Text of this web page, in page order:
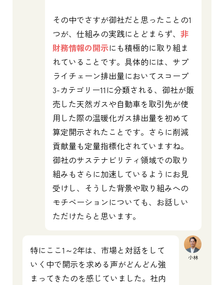
その中でさすが御社だと思ったことの1
つが、仕組みの実践にとどまらず、 非
財務情報の開示にも積極的に取り組ま
れていることです。具体的には、サプ
ライチェーン排出量においてスコープ
3-カテゴリー11に分類される、御社が販
売した天然ガスや自動車を取引先が使
用した際の温暖化ガス排出量を初めて
算定開示されたことです。さらに削減
貢献量も定量指標化されていますね。
御社のサステナビリティ領域での取り
組みもさらに加速しているようにお見
受けし、そうした背景や取り組みへの
モチベーションについても、お話しい
ただけたらと思います。
小林
特にここ1～2年は、市場と対話をして
いく中で開示を求める声がどんどん強
まってきたのを感じていました。社内